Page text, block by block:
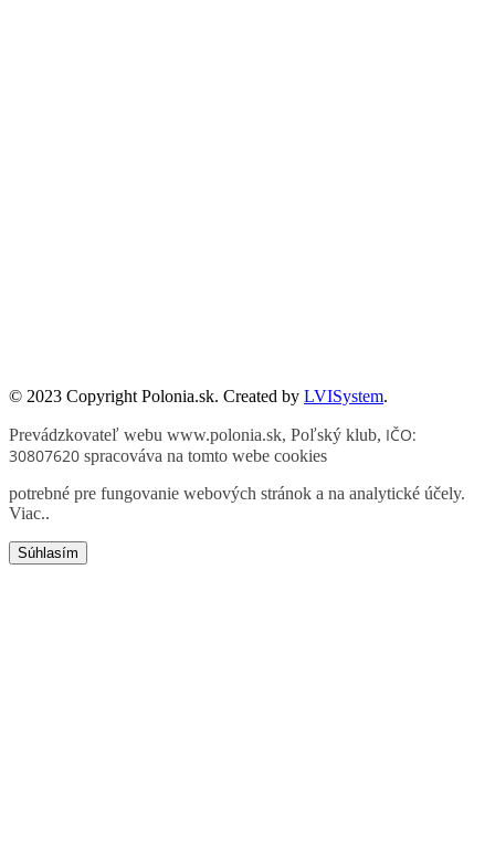
© 2023 Copyright Polonia.sk. Created by LVISystem.
Prevádzkovateľ webu www.polonia.sk, Poľský klub, IČO:
30807620 spracováva na tomto webe cookies
potrebné pre fungovanie webových stránok a na analytické účely.
Viac..
Súhlasím